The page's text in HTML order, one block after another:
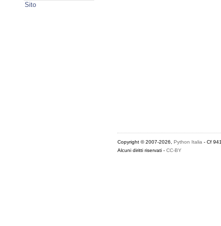
Sito
Copyright © 2007-2026, Python Italia - Cf
Alcuni diritti riservati - CC-BY